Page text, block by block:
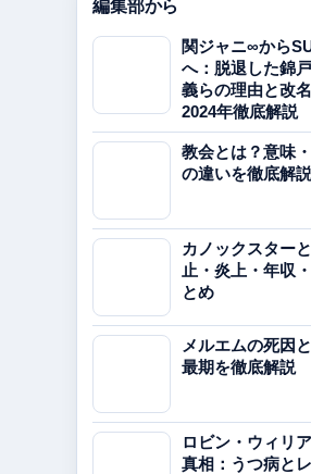
編集部から
関ジャニ∞から
へ：脱退した錦
義らの理由と改
2024年徹底解説
教会とは？意味
の違いを徹底解説
カノックスター
止・炎上・年収
とめ
メルエムの死因
最期を徹底解説
ロビン・ウィリ
真相：うつ病と